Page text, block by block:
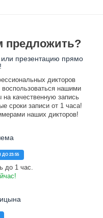
или презентацию прямо
дикторов
нашими
качественную запись
сроки записи от 1 часа!
наших дикторов!
23:55
до 1 час.